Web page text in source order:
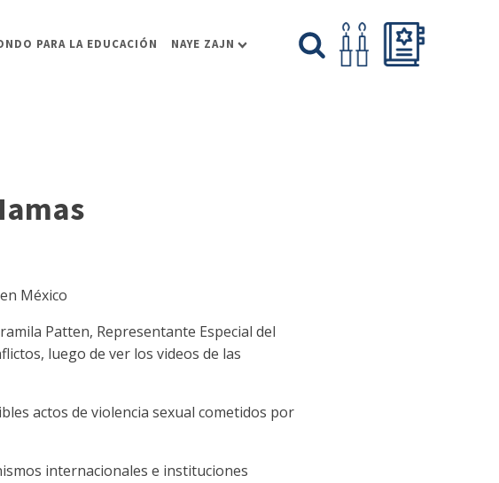
PARA LA EDUCACIÓN NAYE ZAJN
México
Patten, Representante Especial del
luego de ver los videos de las
actos de violencia sexual cometidos por
internacionales e instituciones